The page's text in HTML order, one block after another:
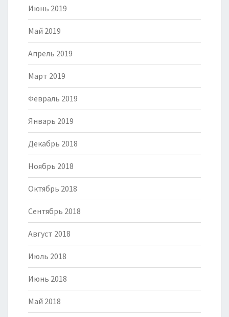
Июнь 2019
Май 2019
Апрель 2019
Март 2019
Февраль 2019
Январь 2019
Декабрь 2018
Ноябрь 2018
Октябрь 2018
Сентябрь 2018
Август 2018
Июль 2018
Июнь 2018
Май 2018